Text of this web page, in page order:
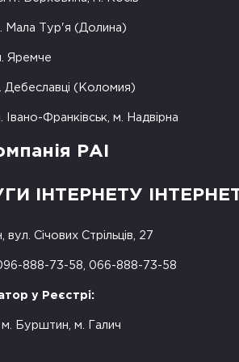
Мала Тур'я (Долина)
Яремче
Дебеславці (Коломия)
Івано-Франківськ, м. Надвірна
РАІ
ІНТЕРНЕТУ
Січових Стрільців, 27
888-73-58, 066-888-73-58
у Реєстрі:
Бурштин, м. Галич